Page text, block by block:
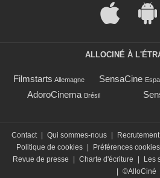
ALLOCINÉ À
Filmstarts Allemagne SensaCine
AdoroCinema Brésil
Contact | Qui sommes-nous | Recrutement
Politique de cookies | Préférences cookies
Revue de presse
| Charte d'écriture | Les
| ©AlloCiné